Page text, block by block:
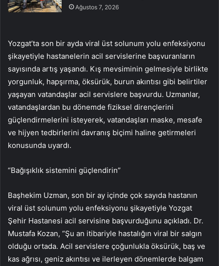
Ağustos 7, 2026
Yozgat’ta son bir ayda viral üst solunum yolu enfeksiyonu
şikayetiyle hastanelerin acil servislerine başvuranların
sayısında artış yaşandı. Kış mevsiminin gelmesiyle birlikte
yorgunluk, hapşırma, öksürük, burun akıntısı gibi belirtiler
yaşayan vatandaşlar acil servislere başvurdu. Uzmanlar,
vatandaşlardan bu dönemde fiziksel dirençlerini
güçlendirmelerini isteyerek, vatandaşları maske, mesafe
ve hijyen tedbirlerini davranış biçimi haline getirmeleri
konusunda uyardı.
“Bağışıklık sistemini güçlendirin”
Başhekim Uzman, son bir ay içinde çok sayıda hastanın
viral üst solunum yolu enfeksiyonu şikayetiyle Yozgat
Şehir Hastanesi acil servisine başvurduğunu açıkladı. Dr.
Mustafa Kozan, “Şu an itibariyle hastalığın viral bir salgın
olduğu ortada. Acil servislere çoğunlukla öksürük, baş ve
kas ağrısı, geniz akıntısı ve ilerleyen dönemlerde balgam